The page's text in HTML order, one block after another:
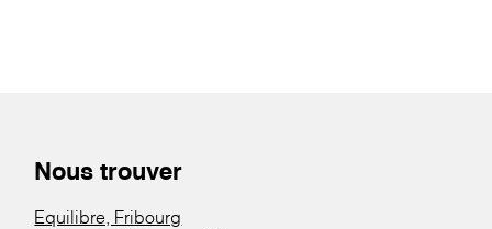
Nous trouver
Equilibre, Fribourg